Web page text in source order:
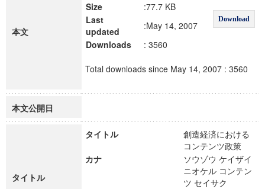
本文
Download
Size
:77.7 KB
Last
updated
:May 14, 2007
Downloads
: 3560
Total downloads since May 14, 2007 : 3560
本文公開日
タイトル
タイトル
創造経済における
コンテンツ政策
カナ
ソウゾウ ケイザイ
ニオケル コンテン
ツ セイサク